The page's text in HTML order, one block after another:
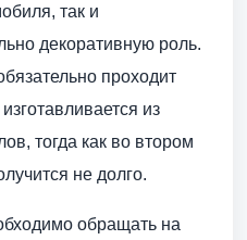
так и
декоративную роль.
проходит
из
тогда как во втором
не долго.
обращать на